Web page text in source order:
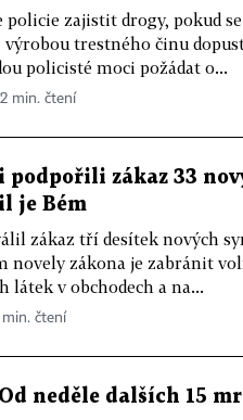
policie zajistit drogy, pokud
trestného činu
policisté moci požádat o...
2 min. čtení
podpořili zákaz 33
je Bém
zákaz tří desítek nových
novely zákona je zabránit
látek v obchodech a na...
min. čtení
neděle dalších 15